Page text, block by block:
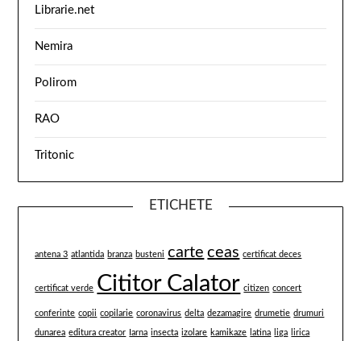
Librarie.net
Nemira
Polirom
RAO
Tritonic
ETICHETE
antena 3 atlantida branza busteni carte ceas certificat deces
certificat verde Cititor Calator citizen concert
conferinte copii copilarie coronavirus delta dezamagire drumetie drumuri
dunarea editura creator Iarna insecta izolare kamikaze latina liga lirica